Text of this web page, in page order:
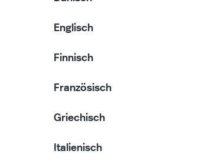
Englisch
Finnisch
Französisch
Griechisch
Italienisch